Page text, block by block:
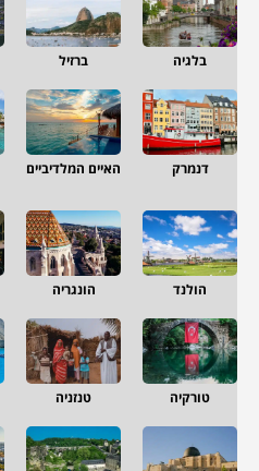
בלגיה ברזיל
דנמרק האיים המלדיביים
הולנד הונגריה
טורקיה טנזניה